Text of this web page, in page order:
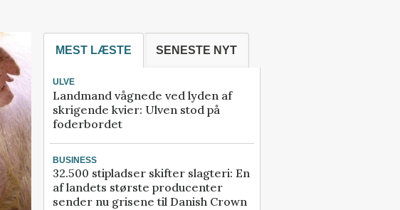
MEST LÆSTE SENESTE NYT
ULVE
Landmand vågnede ved lyden af
skrigende kvier: Ulven stod på
foderbordet
BUSINESS
32.500 stipladser skifter slagteri: En
af landets største producenter
sender nu grisene til Danish Crown